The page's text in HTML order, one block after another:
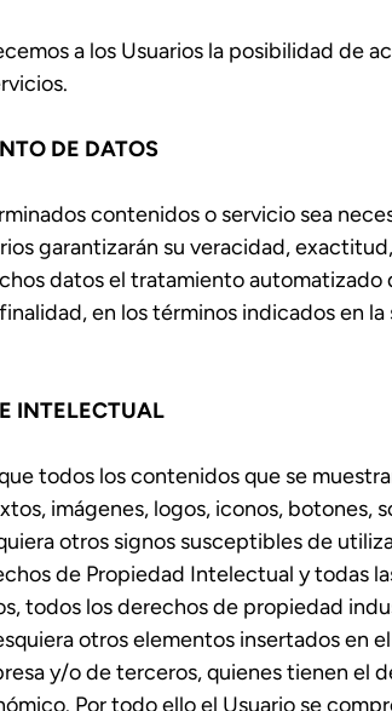
a los Usuarios la posibilidad de
DE DATOS
contenidos o servicio sea
garantizarán su veracidad,
datos el tratamiento automatizado
en los términos indicados en
INTELECTUAL
todos los contenidos que se
imágenes, logos, iconos, botones,
otros signos susceptibles de
de Propiedad Intelectual y todas
todos los derechos de propiedad
otros elementos insertados en
y/o de terceros, quienes tienen el
Por todo ello el Usuario se